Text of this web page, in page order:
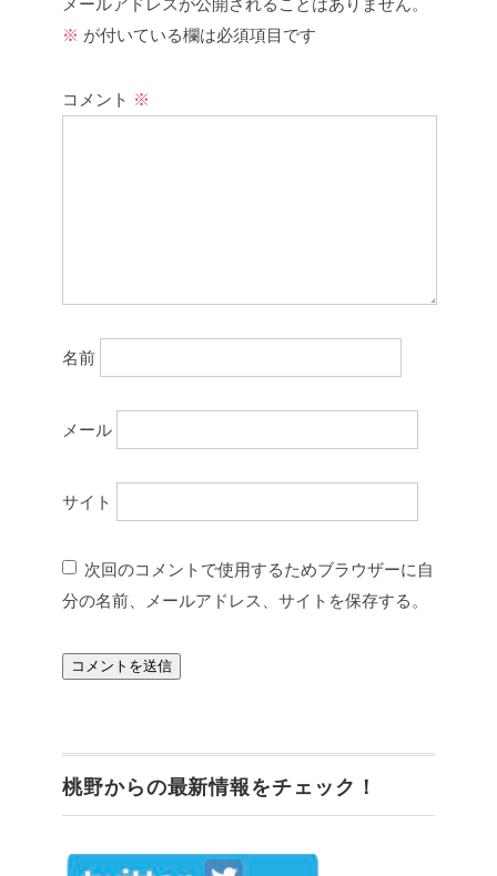
メールアドレスが公開されることはありません。
※ が付いている欄は必須項目です
コメント ※
名前
メール
サイト
次回のコメントで使用するためブラウザーに自
分の名前、メールアドレス、サイトを保存する。
桃野からの最新情報をチェック！